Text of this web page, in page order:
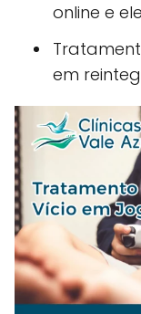
online e
em